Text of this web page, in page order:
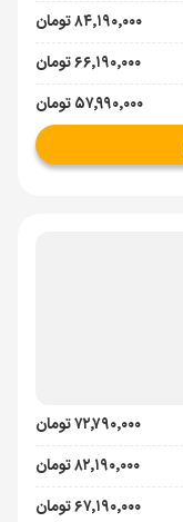
۸۴٬۱۹۰٬۰۰۰ تومان
۶۶٬۱۹۰٬۰۰۰ تومان
۵۷٬۹۹۰٬۰۰۰ تومان
۷۲٬۷۹۰٬۰۰۰ تومان
۸۲٬۱۹۰٬۰۰۰ تومان
۶۷٬۱۹۰٬۰۰۰ تومان